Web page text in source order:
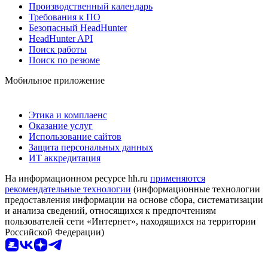
Производственный календарь
Требования к ПО
Безопасный HeadHunter
HeadHunter API
Поиск работы
Поиск по резюме
Мобильное приложение
Этика и комплаенс
Оказание услуг
Использование сайтов
Защита персональных данных
ИТ аккредитация
На информационном ресурсе hh.ru применяются
рекомендательные технологии (информационные технологии
предоставления информации на основе сбора, систематизации
и анализа сведений, относящихся к предпочтениям
пользователей сети «Интернет», находящихся на территории
Российской Федерации)